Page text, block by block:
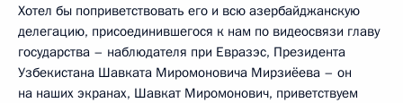
Хотел бы поприветствовать его и всю азербайджанскую
делегацию, присоединившегося к нам по видеосвязи главу
государства – наблюдателя при Евразэс, Президента
Узбекистана Шавката Миромоновича Мирзиёева – он
на наших экранах, Шавкат Миромонович, приветствуем